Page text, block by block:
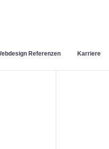
Referenzen Karriere